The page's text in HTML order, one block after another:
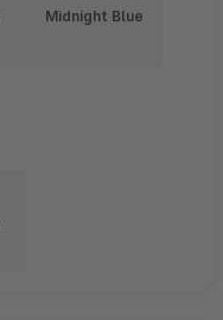
Midnight Blue